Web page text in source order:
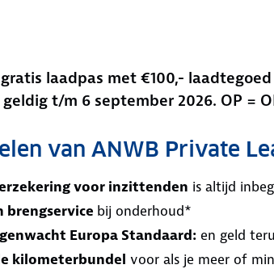
laadpas met €100,-
t/m 6 september 2026. OP =
van ANWB Private
voor inzittenden is altijd
brengservice bij onderhoud*
Europa Standaard: en geld
kilometerbundel voor als je meer of